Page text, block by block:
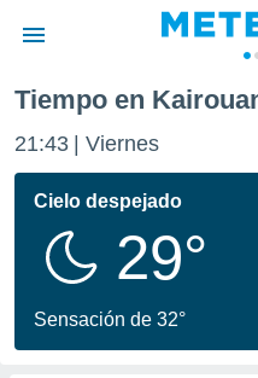
de
ha
calidad.
a este
las
Tiempo en
21:43 Viernes
Cielo despejado
29°
Sensación de 32°